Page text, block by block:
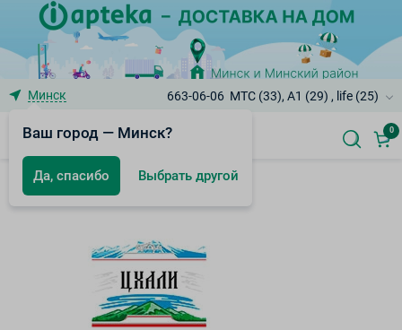
Минск
Ваш город — Минск?
Да, спасибо Выбрать другой
663-06-06 МТС (33), A1 (29) , life (25)
0
Бренды